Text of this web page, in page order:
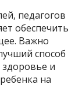
педагогов
обеспечить
Важно
способ
и
на